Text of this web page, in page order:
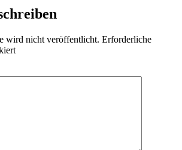
wird nicht veröffentlicht. Erforderliche